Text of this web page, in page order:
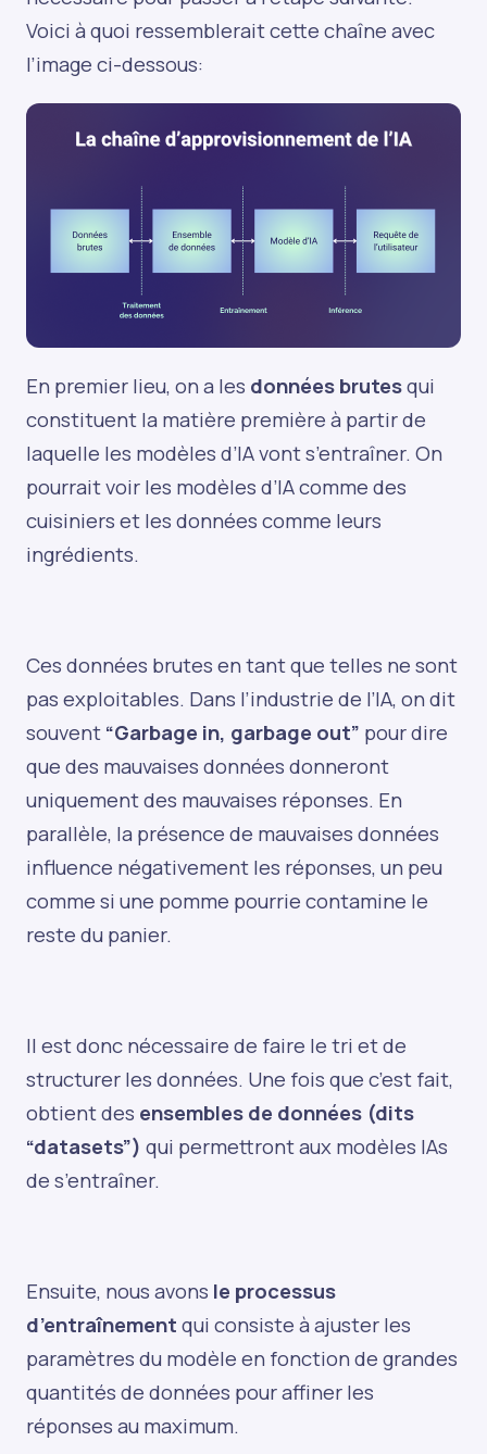
Voici à quoi ressemblerait cette chaîne avec
l’image ci-dessous:
En premier lieu, on a les données brutesqui
constituent la matière première à partir de
laquelle les modèles d’IA vont s’entraîner. On
pourrait voir les modèles d’IA comme des
cuisiniers et les données comme leurs
ingrédients.
Ces données brutes en tant que telles ne sont
pas exploitables. Dans l’industrie de l’IA, on dit
souvent“Garbage in, garbage out” pour dire
que des mauvaises données donneront
uniquement des mauvaises réponses. En
parallèle, la présence de mauvaises données
influence négativement les réponses, un peu
comme si une pomme pourrie contamine le
reste du panier.
Il est donc nécessaire de faire le tri et de
structurer les données. Une fois que c’est fait,
obtient des ensembles de données (dits
“datasets”) qui permettront aux modèles IAs
de s’entraîner.
Ensuite, nous avons le processus
d’entraînementqui consiste à ajuster les
paramètres du modèle en fonction de grandes
quantités de données pour affiner les
réponses au maximum.